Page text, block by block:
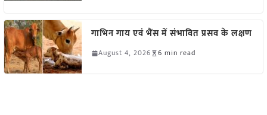
गाभिन गाय एवं भैंस में संभावित प्रसव के लक्षण
August 4, 2026 6 min read